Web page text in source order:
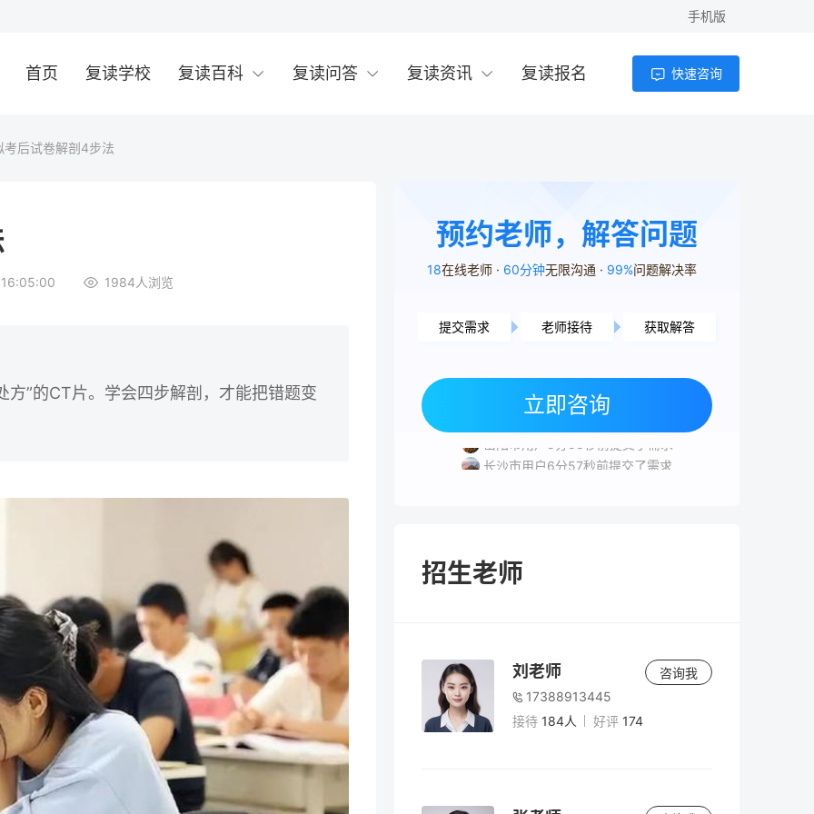
手机版
首页 复读学校 复读百科 复读问答 复读资讯 复读报名 快速咨询
后试卷解剖4步法
16:05:00 1984 人浏览
方”的CT片。学会四步解剖，才能把错题变
预约老师，解答问题
18在线老师 60分钟无限沟通 99%问题解决率
提交需求 老师接待 获取解答
立即咨询
岳阳市用户9分45秒前提交了需求
岳阳市用户4分28秒前提交了需求
岳阳市用户8分58秒前提交了需求
长沙市用户6分57秒前提交了需求
招生老师
刘老师
17388913445
接待 184人 好评 174
咨询我